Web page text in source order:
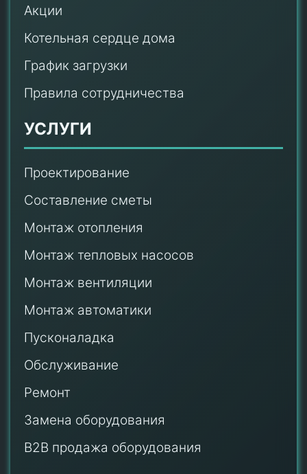
Акции
Котельная сердце дома
График загрузки
Правила сотрудничества
УСЛУГИ
Проектирование
Составление сметы
Монтаж отопления
Монтаж тепловых насосов
Монтаж вентиляции
Монтаж автоматики
Пусконаладка
Обслуживание
Ремонт
Замена оборудования
B2B продажа оборудования